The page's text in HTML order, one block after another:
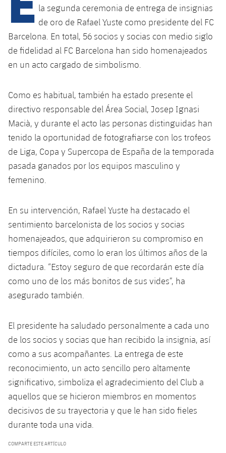
plusicon
más
Instalaciones
Palau Blaugrana
Estadi Johan Cruyff
Barça Cafe
La Masia
plusicon
más
Accesibilidad
plusicon
más
Acreditaciones
Instalaciones
SUB13
SUB12
SUB11 A
SUB11 B
SUB10 A
SUB9 A
SUB8 A
SUB8 B
SUB13 B
SUB12 C
Entradas
Gameday Shows
Clasificación
Jugadores
Fotos
Historia
Base
Junior
Cadete B
Infantil B
Mini
Campus Verano
PLUSICON
MÁS
plusicon
más
Calendario
Entradas
Resultados
Clasificaciones
Jugadores
Fotos
Historia
Palmarés
plusicon
más
Actualidad
Calendario
Resultados
Jugadores
Fotos
Base
plusicon
más
Actualidad
Juvenil
Cadete B
Infantil A
Infantil B
PLUSICON
MÁS
Primer equipo
plusicon
más
Calendario
Entradas
Resultados
Clasificaciones
Jugadors
Palmarés
Historia
Actualidad
Calendario
Resultados
Jugadores
Clasificaciones
Base
plusicon
más
Actualidad
Juvenil
Infantil
Alevín
Campus Verano
PLUSICON
MÁS
Actualidad
Calendario
Entradas
Resultados
plusicon
más
Actualidad
Calendario
Resultados
plusicon
más
Actualidad
Barça C
Junior
Campus Verano
PLUSICON
MÁS
Información general
plusicon
más
la segunda ceremonia de entrega de insignias
de oro de Rafael Yuste como presidente del FC
Barcelona. En total, 56 socios y socias con medio siglo
de fidelidad al FC Barcelona han sido homenajeados
en un acto cargado de simbolismo.
Como es habitual, también ha estado presente el
directivo responsable del Área Social, Josep Ignasi
Macià, y durante el acto las personas distinguidas han
tenido la oportunidad de fotografiarse con los trofeos
de Liga, Copa y Supercopa de España de la temporada
pasada ganados por los equipos masculino y
femenino.
En su intervención, Rafael Yuste ha destacado el
sentimiento barcelonista de los socios y socias
homenajeados, que adquirieron su compromiso en
tiempos difíciles, como lo eran los últimos años de la
dictadura. “Estoy seguro de que recordarán este día
como uno de los más bonitos de sus vides”, ha
asegurado también.
El presidente ha saludado personalmente a cada uno
de los socios y socias que han recibido la insignia, así
como a sus acompañantes. La entrega de este
reconocimiento, un acto sencillo pero altamente
significativo, simboliza el agradecimiento del Club a
aquellos que se hicieron miembros en momentos
decisivos de su trayectoria y que le han sido fieles
durante toda una vida.
COMPARTE ESTE ARTÍCULO